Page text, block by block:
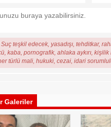
Suç teşkil edecek, yasadışı, tehditkar,
kaba, pornografik, ahlaka aykırı,
türlü mali, hukuki, cezai, idari
Galeriler